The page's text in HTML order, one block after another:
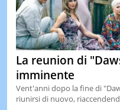
La reunion di
imminente
Vent'anni dopo la fine di
riunirsi di nuovo,